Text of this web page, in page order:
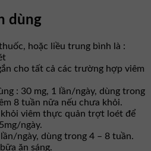
dùng
hoặc liều trung bình là :
cho tất cả các trường hợp viêm
: 30 mg, 1 lần/ngày, dùng trong
8 tuần nữa nếu chưa khỏi.
viêm thực quản trợt loét để
ngày.
ngày, dùng trong 4 – 8 tuần.
ăn sáng.